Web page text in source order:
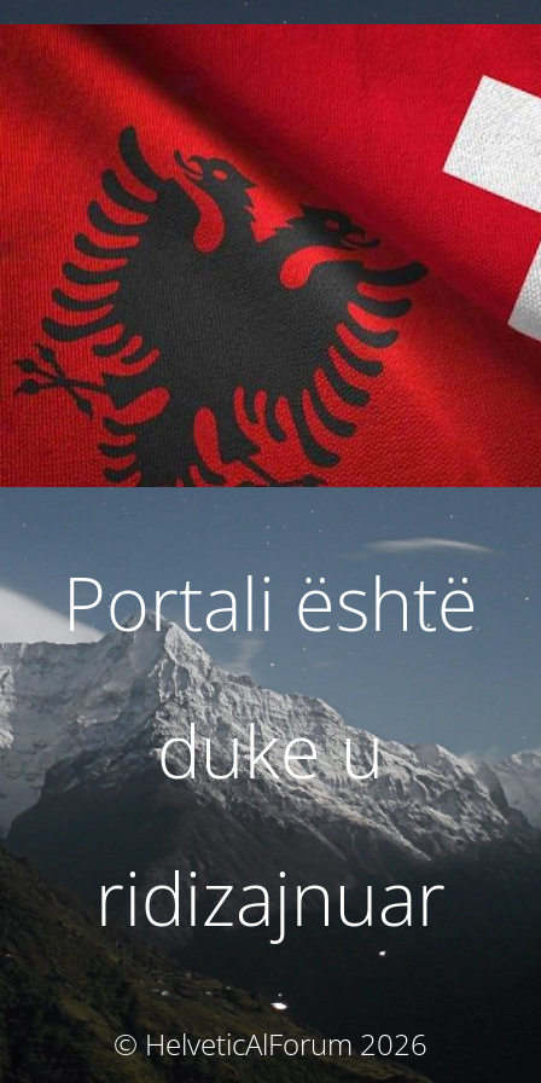
Portali është
duke u
ridizajnuar
© HelveticAlForum 2026